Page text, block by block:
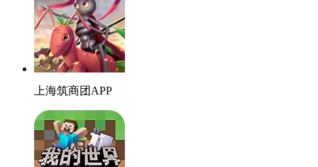
上海筑商团APP